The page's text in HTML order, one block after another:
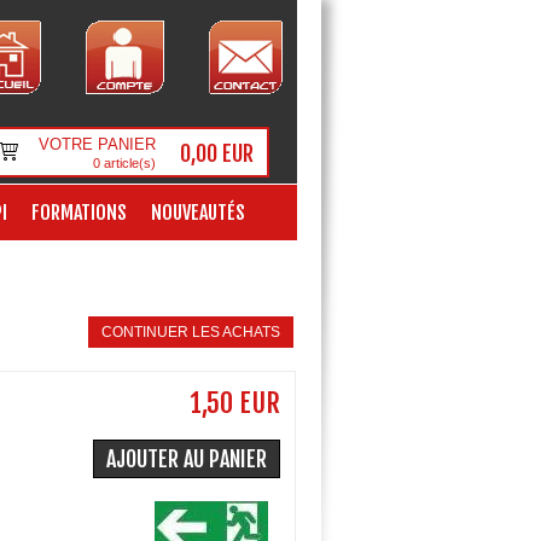
VOTRE PANIER
0article(s) 0,00 EUR
FORMATIONS NOUVEAUTÉS
CONTINUER LES ACHATS
1,50 EUR
AJOUTER AU PANIER